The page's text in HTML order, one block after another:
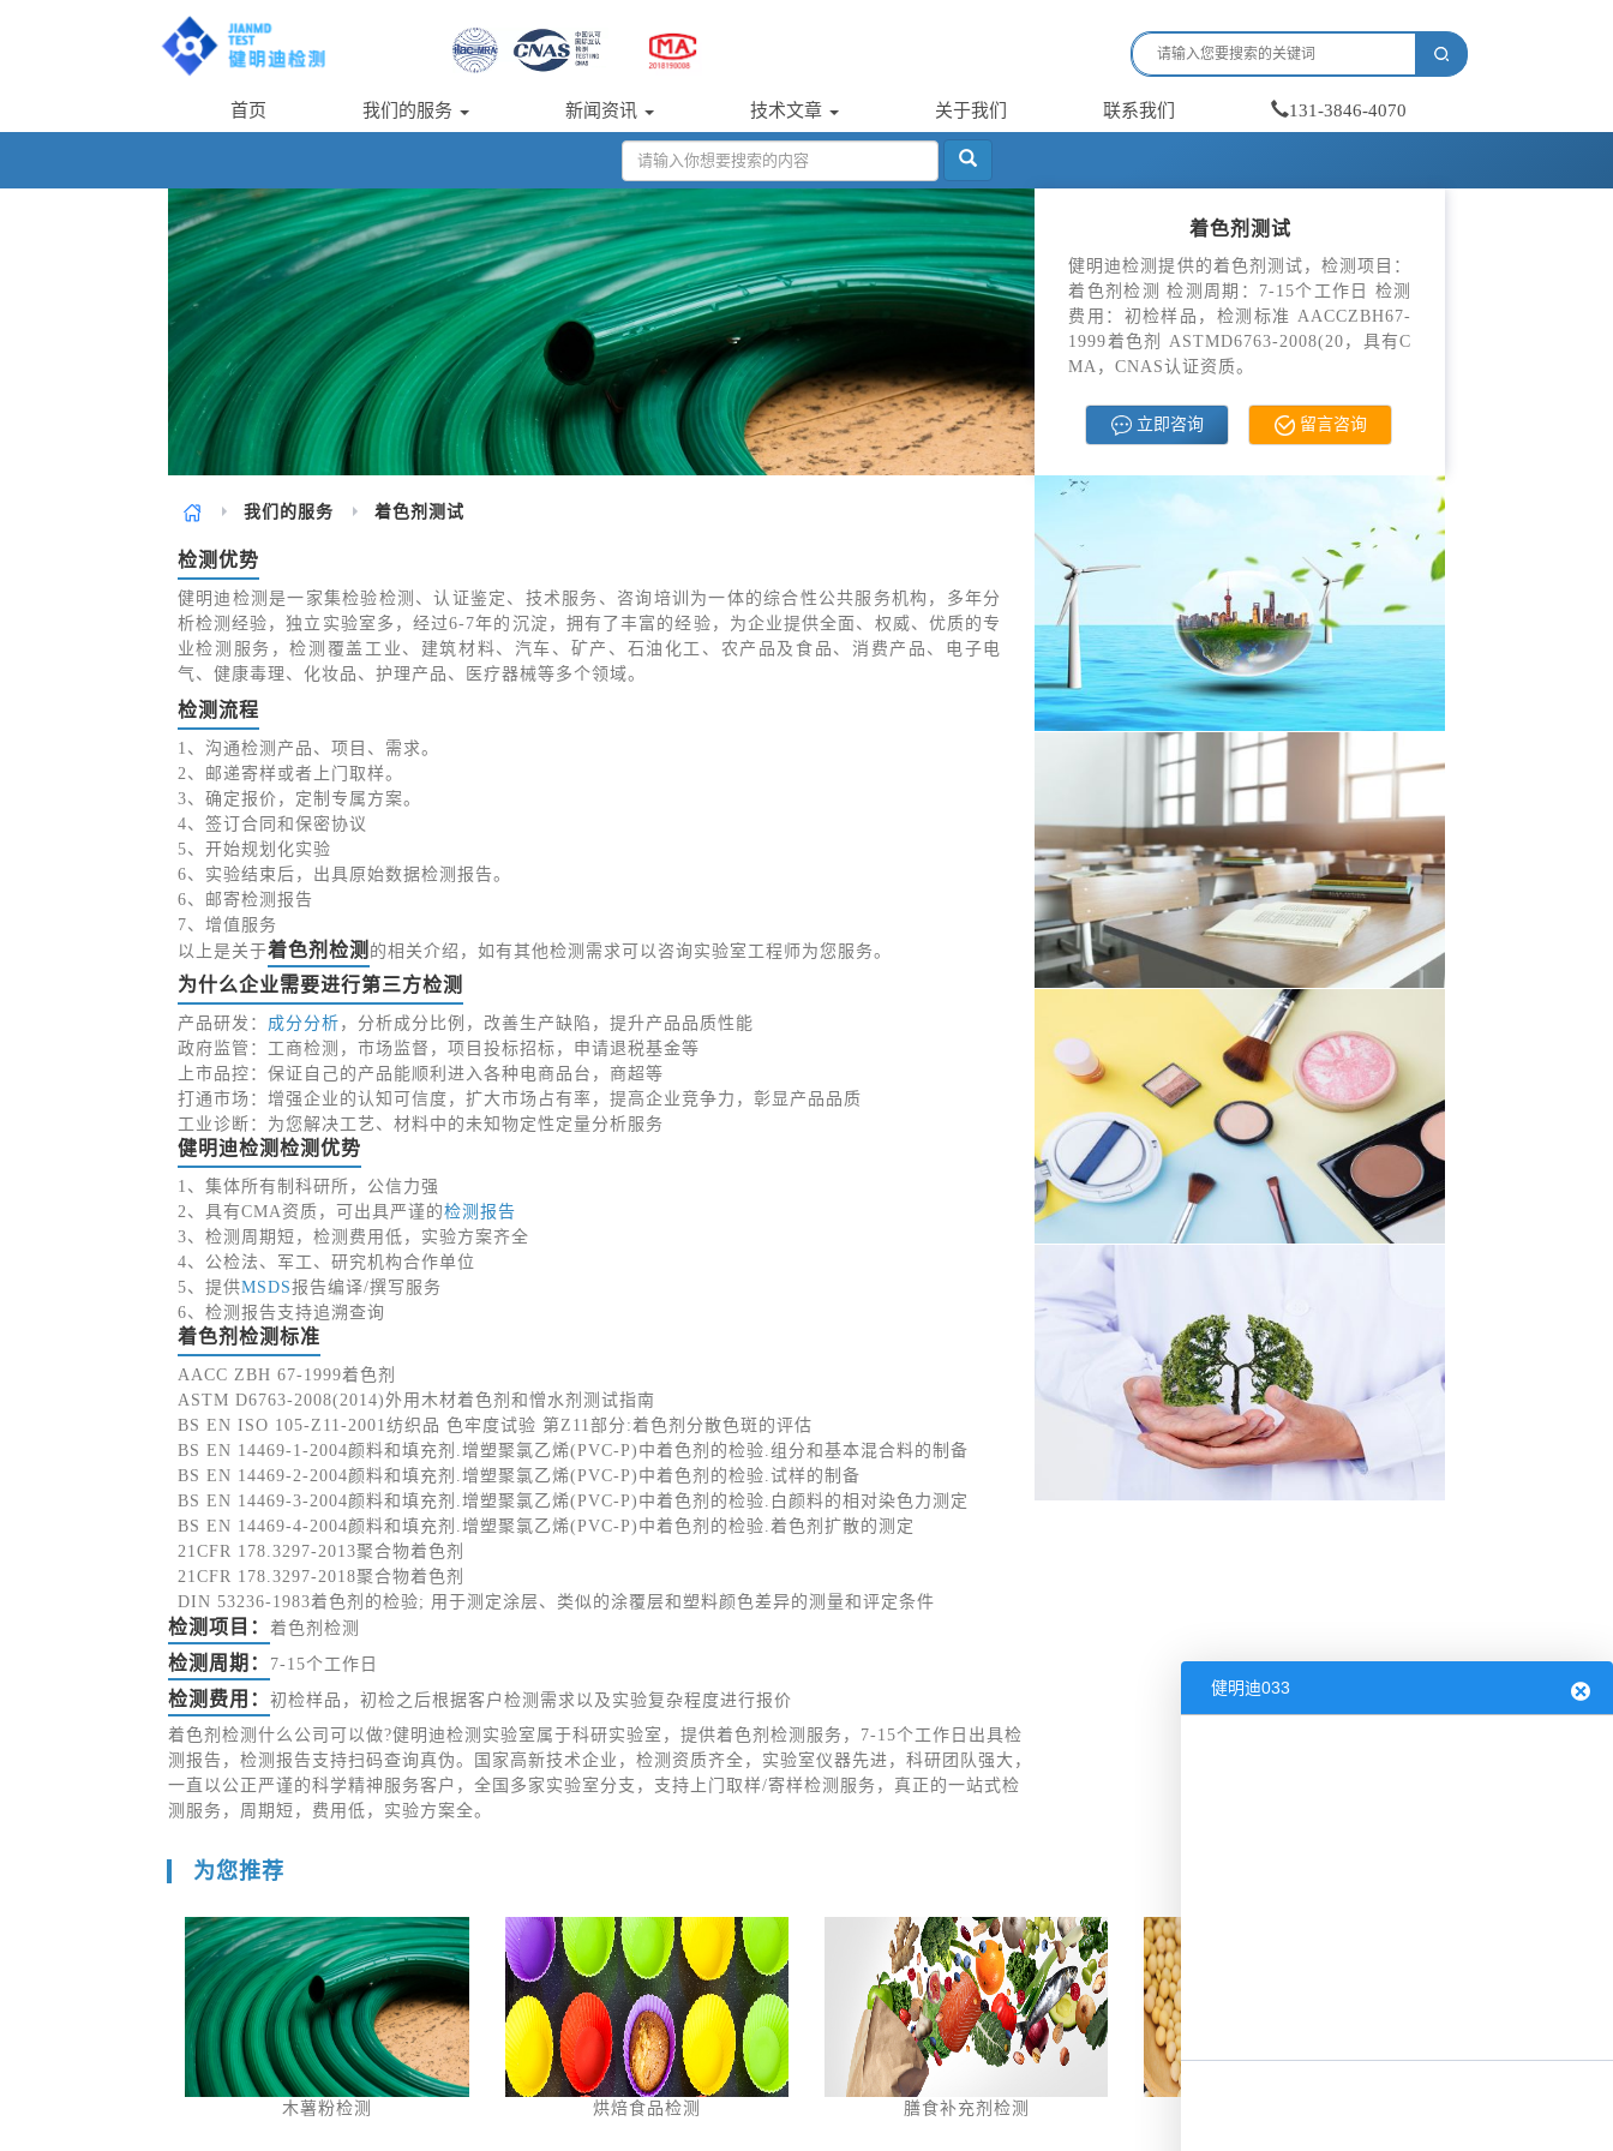
首页 我们的服务 新闻资讯 技术文章 关于我们 联系我们 131-3846-4070
我们的服务 着色剂测试
检测优势
健明迪检测是一家集检验检测、认证鉴定、技术服务、咨询培训为一体的综合性公共服务机构，多年分
析检测经验，独立实验室多，经过6-7年的沉淀，拥有了丰富的经验，为企业提供全面、权威、优质的专
业检测服务，检测覆盖工业、建筑材料、汽车、矿产、石油化工、农产品及食品、消费产品、电子电
气、健康毒理、化妆品、护理产品、医疗器械等多个领域。
检测流程
1、沟通检测产品、项目、需求。
2、邮递寄样或者上门取样。
3、确定报价，定制专属方案。
4、签订合同和保密协议
5、开始规划化实验
6、实验结束后，出具原始数据检测报告。
6、邮寄检测报告
7、增值服务
以上是关于着色剂检测 的相关介绍，如有其他检测需求可以咨询实验室工程师为您服务。
为什么企业需要进行第三方检测
产品研发： 成分分析 ，分析成分比例，改善生产缺陷，提升产品品质性能
政府监管：工商检测，市场监督，项目投标招标，申请退税基金等
上市品控：保证自己的产品能顺利进入各种电商品台，商超等
打通市场：增强企业的认知可信度，扩大市场占有率，提高企业竞争力，彰显产品品质
工业诊断：为您解决工艺、材料中的未知物定性定量分析服务
健明迪检测检测优势
1、集体所有制科研所，公信力强
2、具有CMA资质，可出具严谨的检测报告
3、检测周期短，检测费用低，实验方案齐全
4、公检法、军工、研究机构合作单位
5、提供MSDS报告编译/撰写服务
6、检测报告支持追溯查询
着色剂检测标准
AACC ZBH 67-1999着色剂
ASTM D6763-2008(2014)外用木材着色剂和憎水剂测试指南
BS EN ISO 105-Z11-2001纺织品 色牢度试验 第Z11部分:着色剂分散色斑的评估
BS EN 14469-1-2004颜料和填充剂.增塑聚氯乙烯(PVC-P)中着色剂的检验.组分和基本混合料的制备
BS EN 14469-2-2004颜料和填充剂.增塑聚氯乙烯(PVC-P)中着色剂的检验.试样的制备
BS EN 14469-3-2004颜料和填充剂.增塑聚氯乙烯(PVC-P)中着色剂的检验.白颜料的相对染色力测定
BS EN 14469-4-2004颜料和填充剂.增塑聚氯乙烯(PVC-P)中着色剂的检验.着色剂扩散的测定
21CFR 178.3297-2013聚合物着色剂
21CFR 178.3297-2018聚合物着色剂
DIN 53236-1983着色剂的检验; 用于测定涂层、类似的涂覆层和塑料颜色差异的测量和评定条件
检测项目： 着色剂检测
检测周期： 7-15个工作日
检测费用： 初检样品，初检之后根据客户检测需求以及实验复杂程度进行报价
着色剂检测什么公司可以做?健明迪检测实验室属于科研实验室，提供着色剂检测服务，7-15个工作日出具检
测报告，检测报告支持扫码查询真伪。国家高新技术企业，检测资质齐全，实验室仪器先进，科研团队强大，
一直以公正严谨的科学精神服务客户，全国多家实验室分支，支持上门取样/寄样检测服务，真正的一站式检
测服务，周期短，费用低，实验方案全。
着色剂测试
健明迪检测提供的着色剂测试，检测项目：
着色剂检测 检测周期：7-15个工作日 检测
费用：初检样品，检测标准 AACCZBH67-
1999着色剂 ASTMD6763-2008(20，具有C
MA，CNAS认证资质。
立即咨询 留言咨询
为您推荐
木薯粉检测 烘焙食品检测 膳食补充剂检测